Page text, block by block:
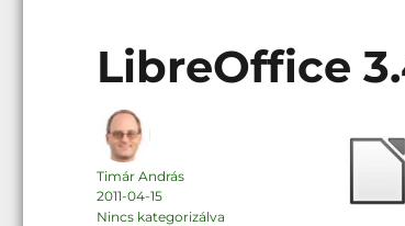
LibreOffice
Szerző
Timár András
Közzétéve
2011-04-15
Kategória
Nincs kategorizálva